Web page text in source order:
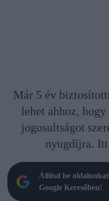
Már 5 év
lehet ahhoz,
jogosultságot
nyugdíjra. Itt
Állítsd be
Google Keresőben!